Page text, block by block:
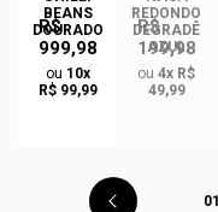
BEANS
DOURADO
R$
999,98
ou 10x
R$ 99,99
REDONDO
DEGRADÊ
AZUL
R$
199,98
ou 4x R$
49,99
01